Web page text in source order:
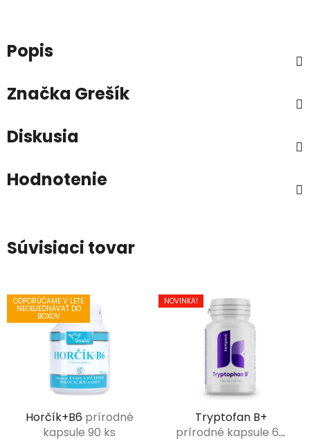
Popis
Značka Grešík
Diskusia
Hodnotenie
Súvisiaci tovar
ODPORÚČAME V LETE
NEOBJEDNÁVAŤ DO
BOXOV
Horčík+B6 prírodné
kapsule 90 ks
NOVINKA!
Tryptofan B+
prírodné kapsule 60